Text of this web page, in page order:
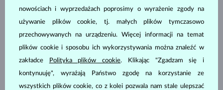
nowościach i wyprzedażach poprosimy o wyrażenie zgody na
używanie plików cookie, tj. małych plików tymczasowo
przechowywanych na urządzeniu. Więcej informacji na temat
plików cookie i sposobu ich wykorzystywania można znaleźć w
zakładce
Polityka plików cookie. Klikając "Zgadzam się i
kontynuuję", wyrażają Państwo zgodę na korzystanie ze
wszystkich plików cookie, co z kolei pozwala nam stale ulepszać